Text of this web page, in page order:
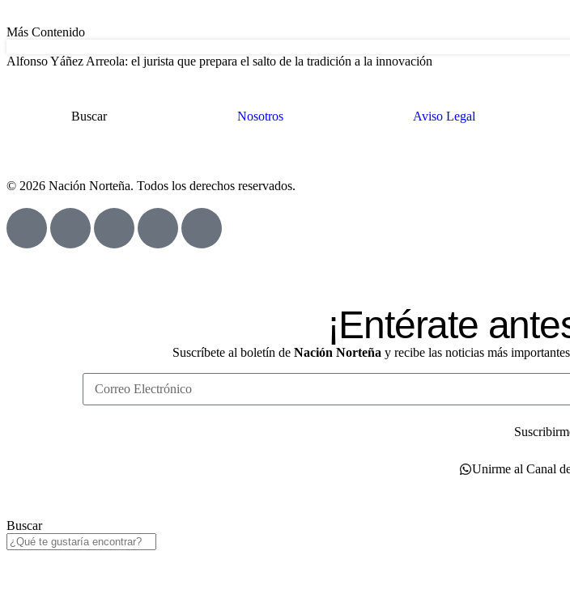
Más Contenido
Alfonso Yáñez Arreola: el jurista que prepara el salto de la tradición a la innovación
Buscar Nosotros Aviso Legal
© 2026 Nación Norteña. Todos los derechos reservados.
¡Entérate
Suscríbete al boletín de Nación Norteña y recibe las noticias más
Unirme al Canal
Buscar